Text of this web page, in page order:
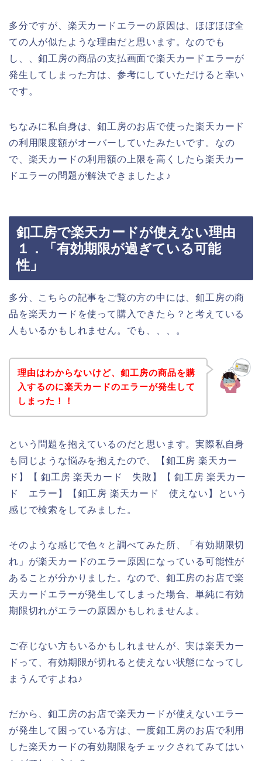
多分ですが、楽天カードエラーの原因は、ほぼほぼ全
ての人が似たような理由だと思います。なのでも
し、、釦工房の商品の支払画面で楽天カードエラーが
発生してしまった方は、参考にしていただけると幸い
です。
ちなみに私自身は、釦工房のお店で使った楽天カード
の利用限度額がオーバーしていたみたいです。なの
で、楽天カードの利用額の上限を高くしたら楽天カー
ドエラーの問題が解決できましたよ♪
釦工房で楽天カードが使えない理由
１．「有効期限が過ぎている可能
性」
多分、こちらの記事をご覧の方の中には、釦工房の商
品を楽天カードを使って購入できたら？と考えている
人もいるかもしれません。でも、、、。
理由はわからないけど、釦工房の商品を購
入するのに楽天カードのエラーが発生して
しまった！！
という問題を抱えているのだと思います。実際私自身
も同じような悩みを抱えたので、【釦工房 楽天カー
ド】【 釦工房 楽天カード 失敗】【 釦工房 楽天カー
ド エラー】【釦工房 楽天カード 使えない】という
感じで検索をしてみました。
そのような感じで色々と調べてみた所、「有効期限切
れ」が楽天カードのエラー原因になっている可能性が
あることが分かりました。なので、釦工房のお店で楽
天カードエラーが発生してしまった場合、単純に有効
期限切れがエラーの原因かもしれませんよ。
ご存じない方もいるかもしれませんが、実は楽天カー
ドって、有効期限が切れると使えない状態になってし
まうんですよね♪
だから、釦工房のお店で楽天カードが使えないエラー
が発生して困っている方は、一度釦工房のお店で利用
した楽天カードの有効期限をチェックされてみてはい